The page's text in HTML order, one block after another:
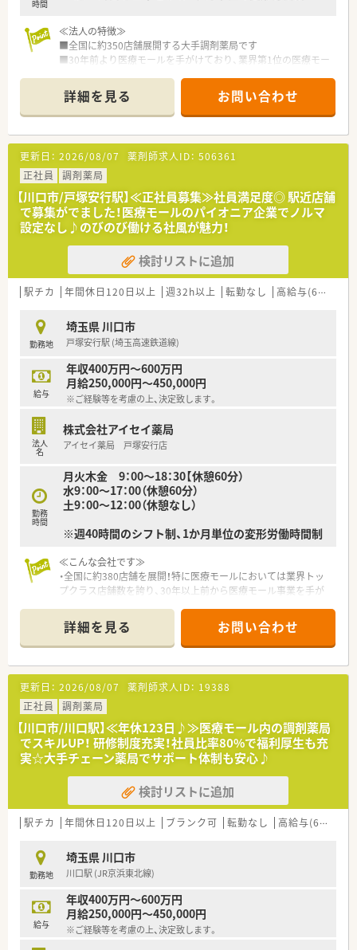
■頑張りが収入やポジションに直結しやすい評価制度があり、モ
チベーションを高く保ちながら日々の業務に取り組めます。
時間
≪法人の特徴≫
■全国に約350店舗展開する大手調剤薬局です
■30年前より医療モールを手がけており、業界第1位の医療モー
■病院門前とは異なり医師との距離も近く連携が抜群です！
■社長が薬剤師であり育休も取得しており、女性が長く働き続け
られる企業を目指しています。
■育休制度はお子様が3歳になる迄、時短制度はお子様が小学生
になるまで取得を延長する事ができます
■人材定着率97％で、医療業界では非常に高水準
■自動監査システムや自動混注器などの最新設備導入済み
■月平均の所定労働時間は161時間と少なく、残業も全社平均11
時間程と労働時間も少なめです。
■年間休日123日、初年度の有給休暇12日付与と多め！
通常入社半年から有休付与のところ入社3ヶ月から有休が使え
ます
■平均有給消化率84%！みんなで助け合い取得するという社風で
す。
■福利厚生充実！財形貯蓄?確定拠出年金など様々な制度有り
≪薬局の特徴≫
■川口駅より徒歩3分の好立地♪
■年間休日123日・有給消化率84%でプライベートと両立可能！
■CLモール型の薬局で複数科目応需しておりスキルUPできる
環境です☆
≪研修制度・キャリアパス≫
要な各種研修を受講できます。
■ランクが上がれば給与にも反映されるためモチベーションに
■薬剤師のスペシャリストやエリアマネージャー、採用・教育、新
規出店企画など広く活躍できるチャンスがあります
■e-ラーニングは全額補助で受講が可能。ご経験の浅い方には
詳細を見る お問い合わせ
更新日： 2026/08/07 薬剤師求人ID： 506361
正社員
調剤薬局
【川口市/戸塚安行駅】≪正社員募集≫社員満足度◎ 駅近店舗
で募集がでました！医療モールのパイオニア企業でノルマ
設定なし♪のびのび働ける社風が魅力！
検討リストに追加
駅チカ 年間休日120日以上 週32h以上 転勤なし 高給与(600万円以上)
勤務地
埼玉県 川口市
戸塚安行駅 (埼玉高速鉄道線)
給与
年収400万円～600万円
月給250,000円～450,000円
※ご経験等を考慮の上、決定致します。
法人
名
株式会社アイセイ薬局
アイセイ薬局 戸塚安行店
勤務
時間
月火木金 9：00～18：30【休憩60分）
水9：00～17：00（休憩60分）
土9：00～12：00（休憩なし）
※週40時間のシフト制、1か月単位の変形労働時間制
≪こんな会社です≫
・全国に約380店舗を展開！特に医療モールにおいては業界トッ
プクラス店舗数を誇り、30年以上前から医療モール事業を手が
・新規医療モールの自社開発や出店を毎年続けており、着実に店
舗数を伸ばしています。
・ノルマなどは無くノビノビと成長する環境を意識している為、
非常に働きやすい社風です。
・社長は女性薬剤師で育休も取得されている方となり、女性が長
く働き続けられる企業を目指しています。育休はお子様が3歳に
なる迄、時短制度はお子様が小学生になるまで取得を延長する事
が可能です。
・有給取得率84％、残業は全社平均11時間程とメリハリをもって
勤務することが可能です。
≪こんな方におすすめ≫
・医療モールで様々な科目の経験を積みスキルアップしたい方。
・医療業界では高水準の人材定着率97％！産育休制度も充実して
いるため、1つの企業で長期就業されたい方。
勤務されたい方
・将来的には、教育チームや採用チーム等、他部署へのキャリア
チェンジも可能！将来様々な選択肢を検討したい方
詳細を見る お問い合わせ
更新日： 2026/08/07 薬剤師求人ID： 19388
正社員
調剤薬局
【川口市/川口駅】≪年休123日♪≫医療モール内の調剤薬局
でスキルUP！ 研修制度充実！社員比率80%で福利厚生も充
実☆大手チェーン薬局でサポート体制も安心♪
検討リストに追加
駅チカ 年間休日120日以上 ブランク可 転勤なし 高給与(600万円以上)
勤務地
埼玉県 川口市
川口駅 (JR京浜東北線)
給与
年収400万円～600万円
月給250,000円～450,000円
※ご経験等を考慮の上、決定致します。